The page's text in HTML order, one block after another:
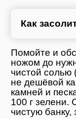
Как
Помойте и
ножом до
чистой солью
не дешёвой
камней и
100 г зелени.
чистую